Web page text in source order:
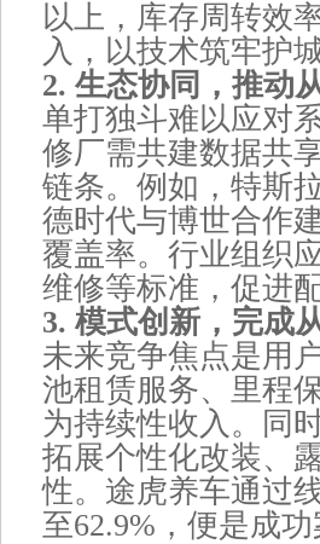
以上，库存周转效
入，以技术筑牢护城
2. 生态协同，推动
单打独斗难以应对
修厂需共建数据共
链条。例如，特斯
德时代与博世合作
覆盖率。行业组织
维修等标准，促进
3. 模式创新，完成
未来竞争焦点是用
池租赁服务、里程
为持续性收入。同
拓展个性化改装、
性。途虎养车通过
至62.9%，便是成功